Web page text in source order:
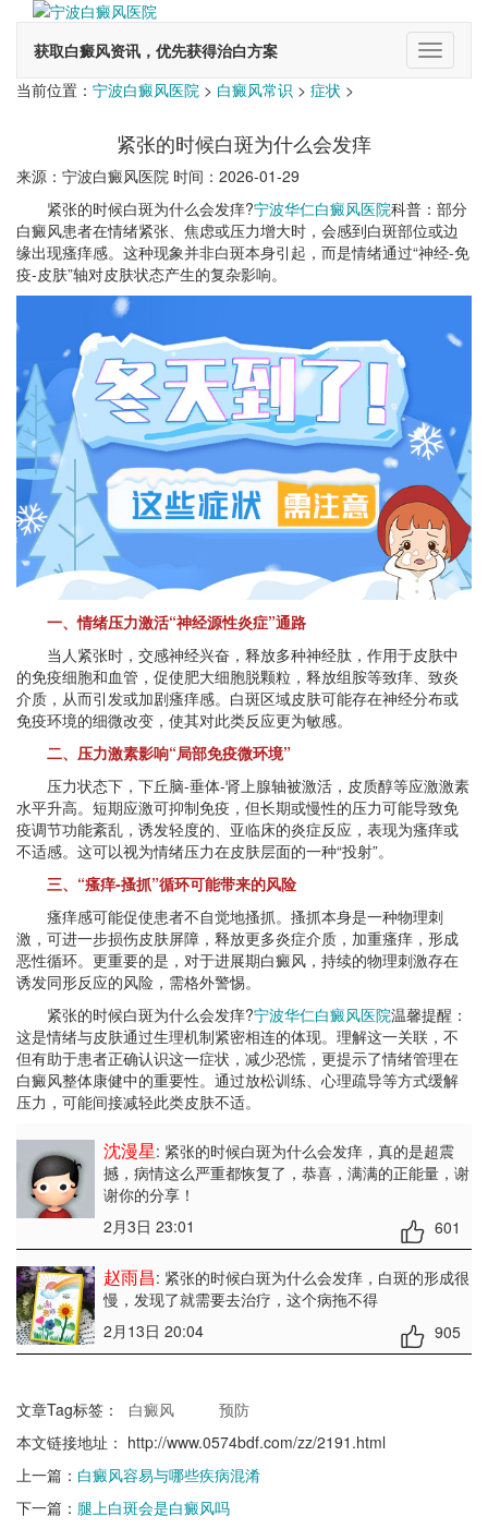
获取白癜风资讯，优先获得治白方案
切
换
当前位置： 宁波白癜风医院 > 白癜风常识 > 症状 >
紧张的时候白斑为什么会发痒
来源：宁波白癜风医院 时间：2026-01-29
紧张的时候白斑为什么会发痒?宁波华仁白癜风医院科普：部分
白癜风患者在情绪紧张、焦虑或压力增大时，会感到白斑部位或边
缘出现瘙痒感。这种现象并非白斑本身引起，而是情绪通过“神经-免
疫-皮肤”轴对皮肤状态产生的复杂影响。
一、情绪压力激活“神经源性炎症”通路
当人紧张时，交感神经兴奋，释放多种神经肽，作用于皮肤中
的免疫细胞和血管，促使肥大细胞脱颗粒，释放组胺等致痒、致炎
介质，从而引发或加剧瘙痒感。白斑区域皮肤可能存在神经分布或
免疫环境的细微改变，使其对此类反应更为敏感。
二、压力激素影响“局部免疫微环境”
压力状态下，下丘脑-垂体-肾上腺轴被激活，皮质醇等应激激素
水平升高。短期应激可抑制免疫，但长期或慢性的压力可能导致免
疫调节功能紊乱，诱发轻度的、亚临床的炎症反应，表现为瘙痒或
不适感。这可以视为情绪压力在皮肤层面的一种“投射”。
三、“瘙痒-搔抓”循环可能带来的风险
瘙痒感可能促使患者不自觉地搔抓。搔抓本身是一种物理刺
激，可进一步损伤皮肤屏障，释放更多炎症介质，加重瘙痒，形成
恶性循环。更重要的是，对于进展期白癜风，持续的物理刺激存在
诱发同形反应的风险，需格外警惕。
紧张的时候白斑为什么会发痒?宁波华仁白癜风医院温馨提醒：
这是情绪与皮肤通过生理机制紧密相连的体现。理解这一关联，不
但有助于患者正确认识这一症状，减少恐慌，更提示了情绪管理在
白癜风整体康健中的重要性。通过放松训练、心理疏导等方式缓解
压力，可能间接减轻此类皮肤不适。
沈漫星: 紧张的时候白斑为什么会发痒，真的是超震
撼，病情这么严重都恢复了，恭喜，满满的正能量，谢
谢你的分享！
2月3日 23:01
601
赵雨昌: 紧张的时候白斑为什么会发痒，白斑的形成很
慢，发现了就需要去治疗，这个病拖不得
2月13日 20:04
905
文章Tag标签： 白癜风
预防
本文链接地址： http://www.0574bdf.com/zz/2191.html
上一篇： 白癜风容易与哪些疾病混淆
下一篇： 腿上白斑会是白癜风吗